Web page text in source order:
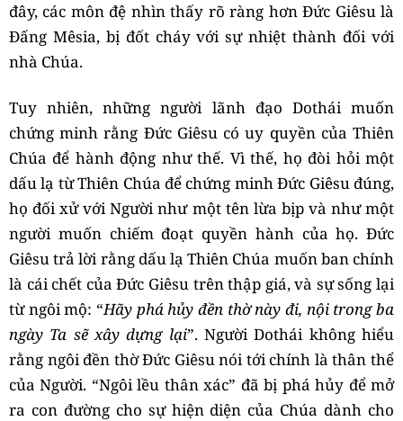
đây, các môn đệ nhìn thấy rõ ràng hơn Đức Giêsu là
Đấng Mêsia, bị đốt cháy với sự nhiệt thành đối với
nhà Chúa.
Tuy nhiên, những người lãnh đạo Dothái muốn
chứng minh rằng Đức Giêsu có uy quyền của Thiên
Chúa để hành động như thế. Vì thế, họ đòi hỏi một
dấu lạ từ Thiên Chúa để chứng minh Đức Giêsu đúng,
họ đối xử với Người như một tên lừa bịp và như một
người muốn chiếm đoạt quyền hành của họ. Đức
Giêsu trả lời rằng dấu lạ Thiên Chúa muốn ban chính
là cái chết của Đức Giêsu trên thập giá, và sự sống lại
từ ngôi mộ: “Hãy phá hủy đền thờ này đi, nội trong ba
ngày Ta sẽ xây dựng lại”. Người Dothái không hiểu
rằng ngôi đền thờ Đức Giêsu nói tới chính là thân thể
của Người. “Ngôi lều thân xác” đã bị phá hủy để mở
ra con đường cho sự hiện diện của Chúa dành cho